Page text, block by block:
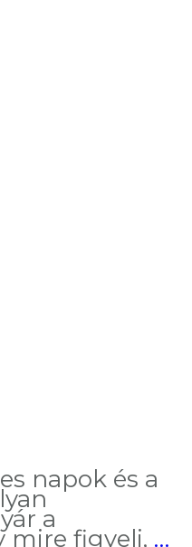
napok és a
a
mire figyelj, …